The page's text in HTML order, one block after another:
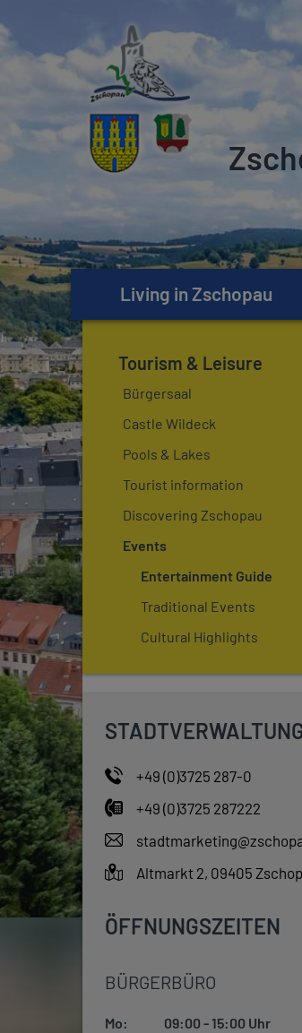
Living in Zschopau
Tourism & Leisure
Bürgersaal
Castle Wildeck
Pools & Lakes
Tourist information
Discovering Zschopau
Events
Entertainment Guide
Traditional Events
Cultural Highlights
+49 (0)3725 287-0
+49 (0)3725 287222
Altmarkt 2, 09405
ÖFFNUNGSZEITEN
BÜRGERBÜRO
Mo:
09:00 - 15:00 Uhr